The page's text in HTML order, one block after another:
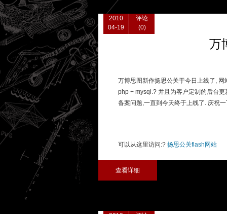
2010
04-19
评论
(0)
万
万博思图新作扬思公关于今日上线了,
php + mysql.? 并且为客户定制的后台
备案问题,一直到今天终于上线了. 庆祝一
可以从这里访问:? 扬思公关flash网站
查看详细